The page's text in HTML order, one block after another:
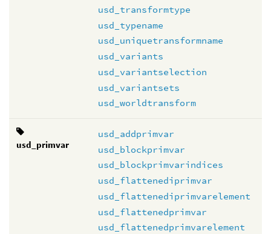
usd_transformtype
usd_typename
usd_uniquetransformname
usd_variants
usd_variantselection
usd_variantsets
usd_worldtransform
usd_primvar
usd_addprimvar
usd_blockprimvar
usd_blockprimvarindices
usd_flattenediprimvar
usd_flattenediprimvarelement
usd_flattenedprimvar
usd_flattenedprimvarelement